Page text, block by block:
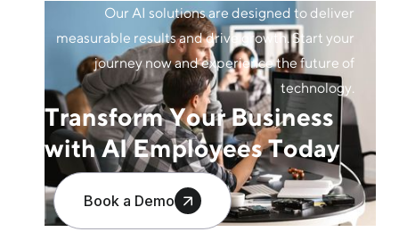
Our AI solutions are designed to deliver
measurable results and drive growth. Start your
journey now and experience the future of
technology.
Transform Your Business
with AI Employees Today
Book a Demo